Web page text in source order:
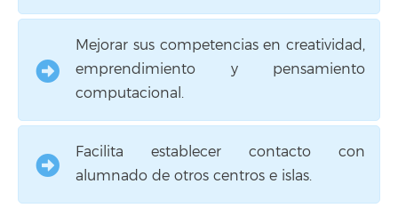
Mejorar sus competencias en creatividad,
emprendimiento y pensamiento
computacional.
Facilita establecer contacto con
alumnado de otros centros e islas.